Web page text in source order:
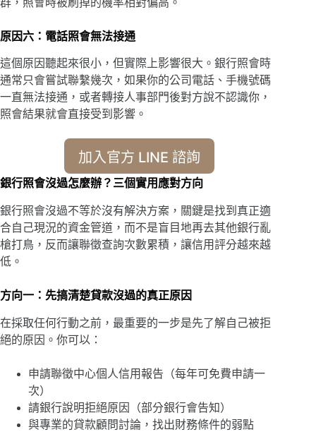
原因六：電話照會無法接通
這個原因聽起來很小，但實際上影響很大。銀行照會時
通常只會嘗試聯繫幾次，如果你的公司電話、手機號碼
一直無法接通，或者轉接人事部門後對方說不認識你，
照會結果就會直接受到影響。
加入官方 LINE 諮詢
銀行照會沒過怎麼辦？三個實用應對方向
銀行照會沒過不等於沒有解決方案，關鍵是找到真正適
合自己現況的資金管道，而不是盲目地再去其他銀行亂
槍打鳥，反而讓聯徵查詢次數累積，讓信用評分越來越
低。
方向一：先搞清楚貸款沒過的真正原因
在採取任何行動之前，最重要的一步是先了解自己被拒
絕的原因。你可以：
申請聯徵中心個人信用報告（每年可免費申請一
次）
請銀行說明拒絕原因（部分銀行會告知）
與專業的貸款顧問討論，找出財務條件的弱點